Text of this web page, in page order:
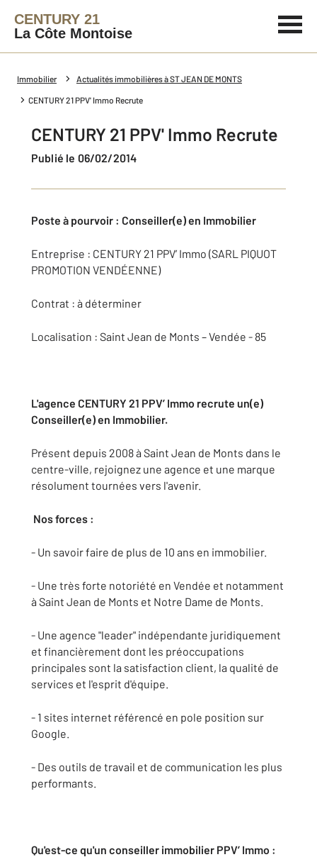
CENTURY 21
La Côte Montoise
Immobilier Actualités immobilières à ST JEAN DE MONTS
CENTURY 21 PPV' Immo Recrute
CENTURY 21 PPV' Immo Recrute
Publié le 06/02/2014
Poste à pourvoir : Conseiller(e) en Immobilier
Entreprise : CENTURY 21 PPV’ Immo (SARL PIQUOT
PROMOTION VENDÉENNE)
Contrat : à déterminer
Localisation : Saint Jean de Monts – Vendée - 85
L'agence CENTURY 21 PPV’ Immo recrute un(e)
Conseiller(e) en Immobilier.
Présent depuis 2008 à Saint Jean de Monts dans le
centre-ville, rejoignez une agence et une marque
résolument tournées vers l'avenir.
Nos forces :
- Un savoir faire de plus de 10 ans en immobilier.
- Une très forte notoriété en Vendée et notamment
à Saint Jean de Monts et Notre Dame de Monts.
- Une agence "leader" indépendante juridiquement
et financièrement dont les préoccupations
principales sont la satisfaction client, la qualité de
services et l'esprit d'équipe.
- 1 sites internet référencé en pole position sur
Google.
- Des outils de travail et de communication les plus
performants.
Qu'est-ce qu'un conseiller immobilier PPV’ Immo :